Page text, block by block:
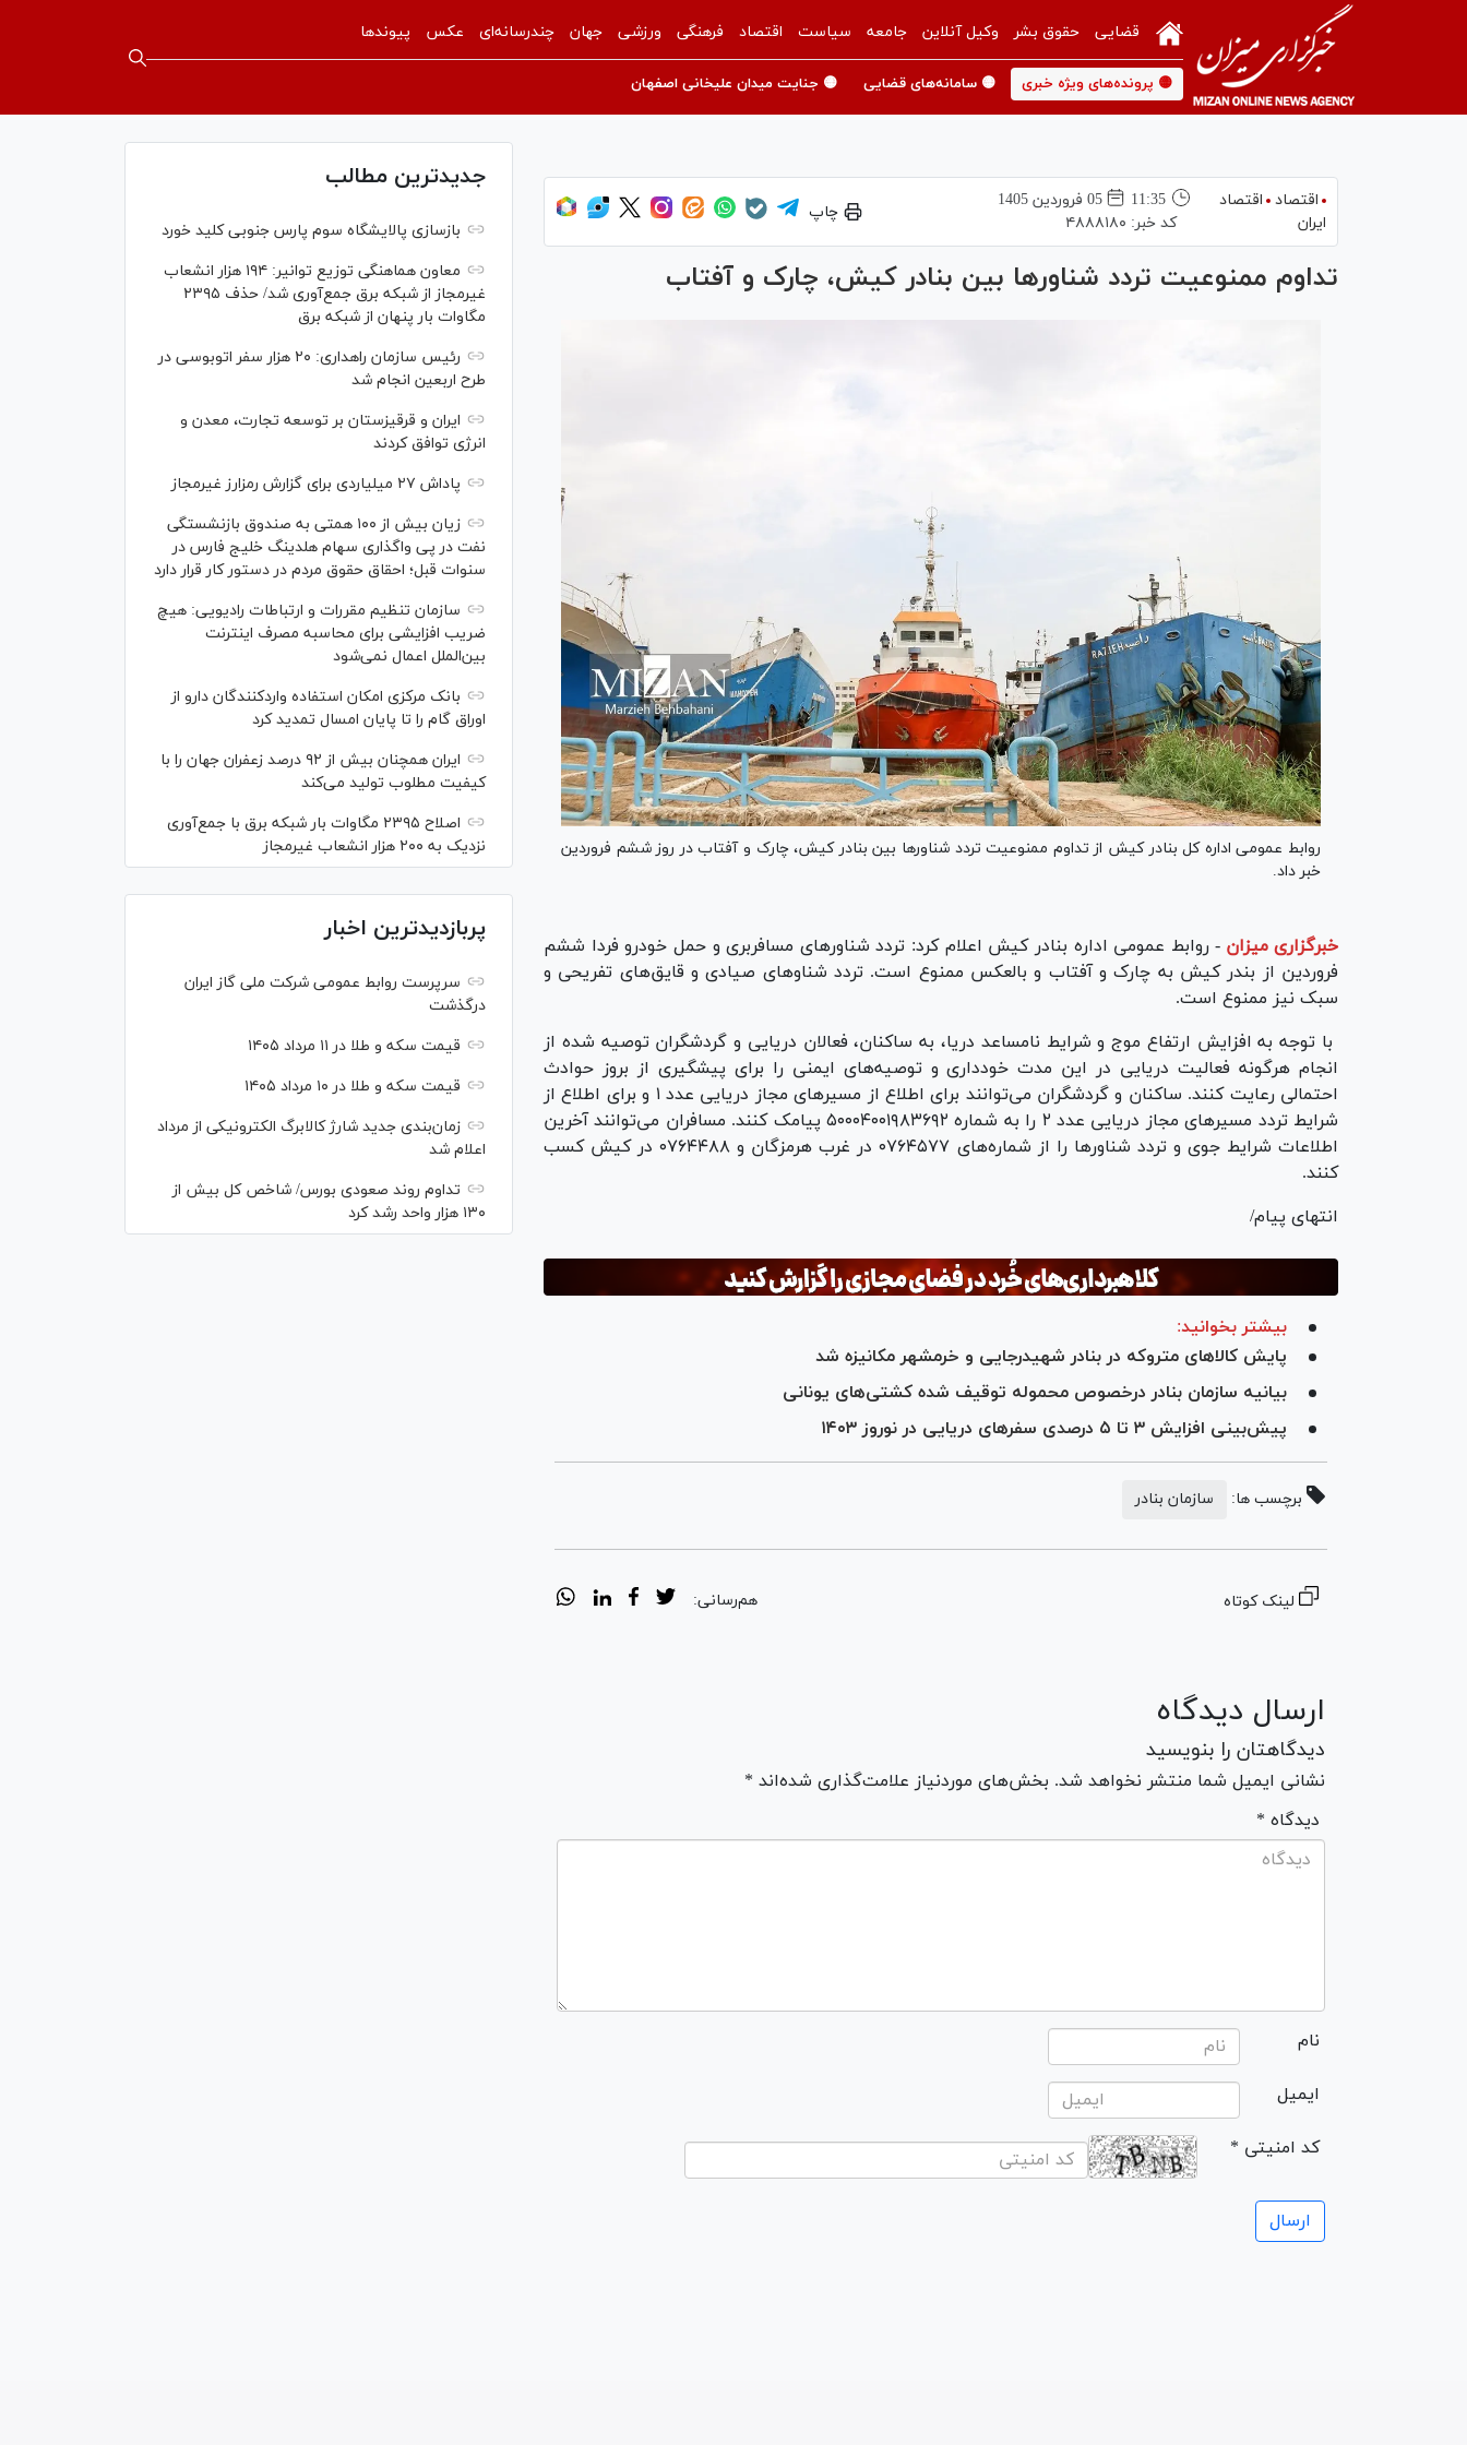
قضایی حقوق بشر وکیل آنلاین جامعه سیاست اقتصاد فرهنگی ورزشی جهان چندرسانه‌ای عکس پیوندها
🟡 پرونده‌های ویژه خبری 🟡 سامانه‌های قضایی 🟡 جنایت میدان علیخانی اصفهان
اقتصاد
اقتصاد
ایران
11:35
05 فروردين 1405
کد خبر: ۴۸۸۸۱۸۰
چاپ
تداوم ممنوعیت تردد شناور‌ها بین بنادر کیش، چارک و آفتاب
روابط عمومی اداره کل بنادر کیش از تداوم ممنوعیت تردد شناور‌ها بین بنادر کیش، چارک و آفتاب در روز ششم فروردین
خبر داد.
خبرگزاری میزان - روابط عمومی اداره بنادر کیش اعلام کرد: تردد شناور‌های مسافربری و حمل خودرو فردا ششم
فروردین از بندر کیش به چارک و آفتاب و بالعکس ممنوع است. تردد شناو‌های صیادی و قایق‌های تفریحی و
سبک نیز ممنوع است.
با توجه به افزایش ارتفاع موج و شرایط نامساعد دریا، به ساکنان، فعالان دریایی و گردشگران توصیه شده از
انجام هرگونه فعالیت دریایی در این مدت خودداری و توصیه‌های ایمنی را برای پیشگیری از بروز حوادث
احتمالی رعایت کنند. ساکنان و گردشگران می‌توانند برای اطلاع از مسیر‌های مجاز دریایی عدد ۱ و برای اطلاع از
شرایط تردد مسیر‌های مجاز دریایی عدد ۲ را به شماره ۵۰۰۰۴۰۰۱۹۸۳۶۹۲ پیامک کنند. مسافران می‌توانند آخرین
اطلاعات شرایط جوی و تردد شناور‌ها را از شماره‌های ۰۷۶۴۵۷۷ در غرب هرمزگان و ۰۷۶۴۴۸۸ در کیش کسب
کنند.
انتهای پیام/
بیشتر بخوانید:
پایش کالاهای متروکه در بنادر شهیدرجایی و خرمشهر مکانیزه شد
بیانیه سازمان بنادر درخصوص محموله توقیف شده کشتی‌های یونانی
پیش‌بینی افزایش ٣ تا ۵ درصدی سفر‌های دریایی در نوروز ١۴٠٣
برچسب ها: سازمان بنادر
لینک کوتاه هم‌رسانی:
ارسال دیدگاه
دیدگاهتان را بنویسید
نشانی ایمیل شما منتشر نخواهد شد. بخش‌های موردنیاز علامت‌گذاری شده‌اند *
* دیدگاه
نام
ایمیل
* کد امنیتی
جدیدترین مطالب
بازسازی پالایشگاه سوم پارس جنوبی کلید خورد
معاون هماهنگی توزیع توانیر: ۱۹۴ هزار انشعاب
غیرمجاز از شبکه برق جمع‌آوری شد/ حذف ۲۳۹۵
مگاوات بار پنهان از شبکه برق
رئیس سازمان راهداری: ۲۰ هزار سفر اتوبوسی در
طرح اربعین انجام شد
ایران و قرقیزستان بر توسعه تجارت، معدن و
انرژی توافق کردند
پاداش ۲۷ میلیاردی برای گزارش رمزارز غیرمجاز
زیان بیش از ۱۰۰ همتی به صندوق بازنشستگی
نفت در پی واگذاری سهام هلدینگ خلیج فارس در
سنوات قبل؛ احقاق حقوق مردم در دستور کار قرار دارد
سازمان تنظیم مقررات و ارتباطات رادیویی: هیچ
ضریب افزایشی برای محاسبه مصرف اینترنت
بین‌الملل اعمال نمی‌شود
بانک مرکزی امکان استفاده واردکنندگان دارو از
اوراق گام را تا پایان امسال تمدید کرد
ایران همچنان بیش از ۹۲ درصد زعفران جهان را با
کیفیت مطلوب تولید می‌کند
اصلاح ۲۳۹۵ مگاوات بار شبکه برق با جمع‌آوری
نزدیک به ۲۰۰ هزار انشعاب غیرمجاز
پربازدیدترین اخبار
سرپرست روابط عمومی شرکت ملی گاز ایران
درگذشت
قیمت سکه و طلا در ۱۱ مرداد ۱۴۰۵
قیمت سکه و طلا در ۱۰ مرداد ۱۴۰۵
زمان‌بندی جدید شارژ کالابرگ الکترونیکی از مرداد
اعلام شد
تداوم روند صعودی بورس/ شاخص کل بیش از
۱۳۰ هزار واحد رشد کرد